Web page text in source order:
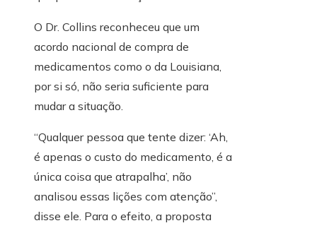
O Dr. Collins reconheceu que um
acordo nacional de compra de
medicamentos como o da Louisiana,
por si só, não seria suficiente para
mudar a situação.
“Qualquer pessoa que tente dizer: ‘Ah,
é apenas o custo do medicamento, é a
única coisa que atrapalha’, não
analisou essas lições com atenção”,
disse ele. Para o efeito, a proposta